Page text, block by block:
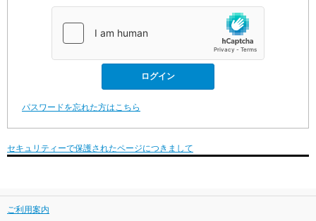
パスワードを忘れた方はこちら
セキュリティーで保護されたページにつきまして
ご利用案内